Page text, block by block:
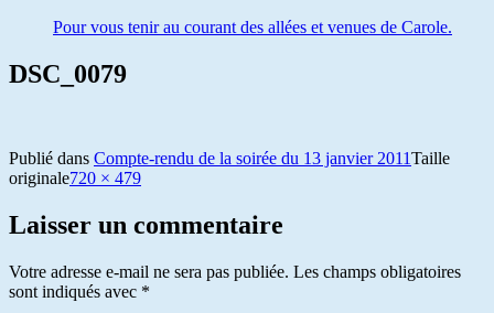
Pour vous tenir au courant des allées et venues de Carole.
DSC_0079
Publié dans Compte-rendu de la soirée du 13 janvier 2011Taille
originale720 × 479
Laisser un commentaire
Votre adresse e-mail ne sera pas publiée. Les champs obligatoires
sont indiqués avec *